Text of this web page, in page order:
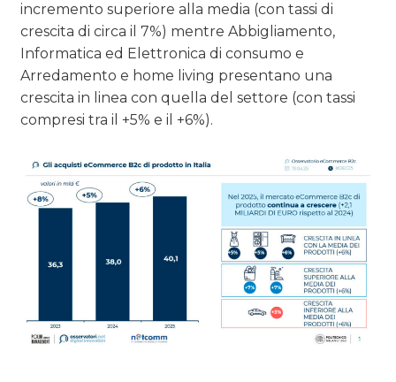
incremento superiore alla media (con tassi di
crescita di circa il 7%) mentre Abbigliamento,
Informatica ed Elettronica di consumo e
Arredamento e home living presentano una
crescita in linea con quella del settore (con tassi
compresi tra il +5% e il +6%).